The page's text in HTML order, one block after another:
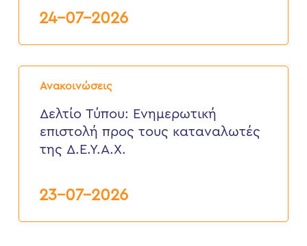
2026
24-07-2026
Ανακοινώσεις
Δελτίο
Τύπου:
επιστολή
προς
τους
καταναλωτές
Δελτίο Τύπου: Eνημερωτική
επιστολή προς τους καταναλωτές
της Δ.Ε.Υ.Α.Χ.
23-07-2026